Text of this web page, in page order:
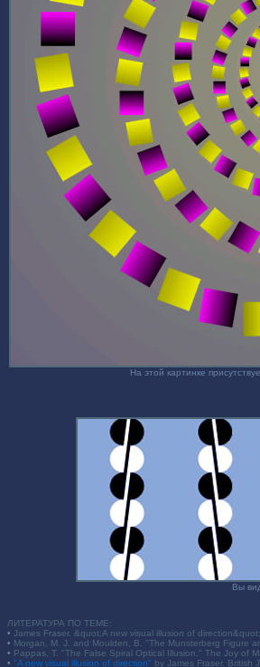
На этой картинке
Вы
ЛИТЕРАТУРА ПО ТЕМЕ:
• James Fraser. &quot;A new visual illusion of
• Morgan, M. J. and Moulden, B. "The Munsterberg Figure
• Pappas, T. "The False Spiral Optical Illusion." The Joy of
• "A new visual illusion of direction" by James Fraser. British